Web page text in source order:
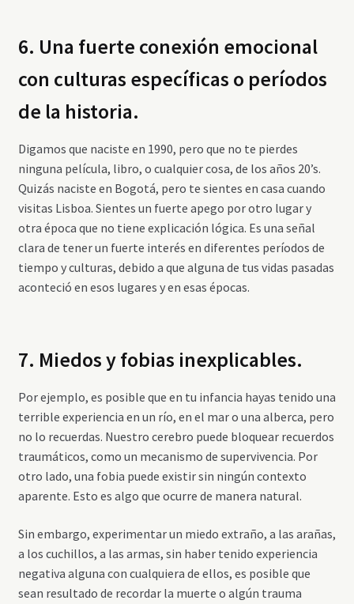
6. Una fuerte conexión emocional
con culturas específicas o períodos
de la historia.
Digamos que naciste en 1990, pero que no te pierdes
ninguna película, libro, o cualquier cosa, de los años 20’s.
Quizás naciste en Bogotá, pero te sientes en casa cuando
visitas Lisboa. Sientes un fuerte apego por otro lugar y
otra época que no tiene explicación lógica. Es una señal
clara de tener un fuerte interés en diferentes períodos de
tiempo y culturas, debido a que alguna de tus vidas pasadas
aconteció en esos lugares y en esas épocas.
7. Miedos y fobias inexplicables.
Por ejemplo, es posible que en tu infancia hayas tenido una
terrible experiencia en un río, en el mar o una alberca, pero
no lo recuerdas. Nuestro cerebro puede bloquear recuerdos
traumáticos, como un mecanismo de supervivencia. Por
otro lado, una fobia puede existir sin ningún contexto
aparente. Esto es algo que ocurre de manera natural.
Sin embargo, experimentar un miedo extraño, a las arañas,
a los cuchillos, a las armas, sin haber tenido experiencia
negativa alguna con cualquiera de ellos, es posible que
sean resultado de recordar la muerte o algún trauma